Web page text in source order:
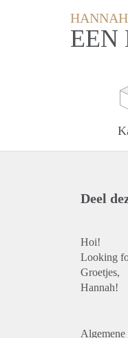
EEN
Deel
Hoi!
Looking
Groetjes,
Hannah!